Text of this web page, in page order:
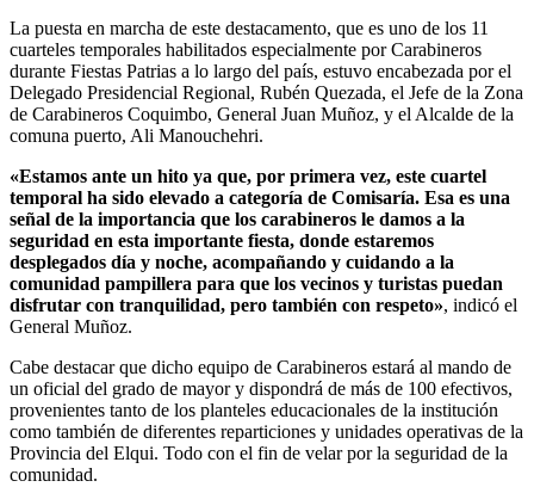
La puesta en marcha de este destacamento, que es uno de los 11
cuarteles temporales habilitados especialmente por Carabineros
durante Fiestas Patrias a lo largo del país, estuvo encabezada por el
Delegado Presidencial Regional, Rubén Quezada, el Jefe de la Zona
de Carabineros Coquimbo, General Juan Muñoz, y el Alcalde de la
comuna puerto, Ali Manouchehri.
«Estamos ante un hito ya que, por primera vez, este cuartel
temporal ha sido elevado a categoría de Comisaría. Esa es una
señal de la importancia que los carabineros le damos a la
seguridad en esta importante fiesta, donde estaremos
desplegados día y noche, acompañando y cuidando a la
comunidad pampillera para que los vecinos y turistas puedan
disfrutar con tranquilidad, pero también con respeto», indicó el
General Muñoz.
Cabe destacar que dicho equipo de Carabineros estará al mando de
un oficial del grado de mayor y dispondrá de más de 100 efectivos,
provenientes tanto de los planteles educacionales de la institución
como también de diferentes reparticiones y unidades operativas de la
Provincia del Elqui. Todo con el fin de velar por la seguridad de la
comunidad.